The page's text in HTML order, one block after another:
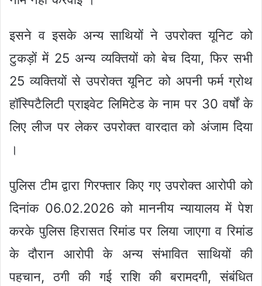
इसने व इसके अन्य साथियों ने उपरोक्त यूनिट को
टुकड़ों में 25 अन्य व्यक्तियों को बेच दिया, फिर सभी
25 व्यक्तियों से उपरोक्त यूनिट को अपनी फर्म ग्रोथ
हॉस्पिटैलिटी प्राइवेट लिमिटेड के नाम पर 30 वर्षों के
लिए लीज पर लेकर उपरोक्त वारदात को अंजाम दिया
।
पुलिस टीम द्वारा गिरफ्तार किए गए उपरोक्त आरोपी को
दिनांक 06.02.2026 को माननीय न्यायालय में पेश
करके पुलिस हिरासत रिमांड पर लिया जाएगा व रिमांड
के दौरान आरोपी के अन्य संभावित साथियों की
पहचान, ठगी की गई राशि की बरामदगी, संबंधित